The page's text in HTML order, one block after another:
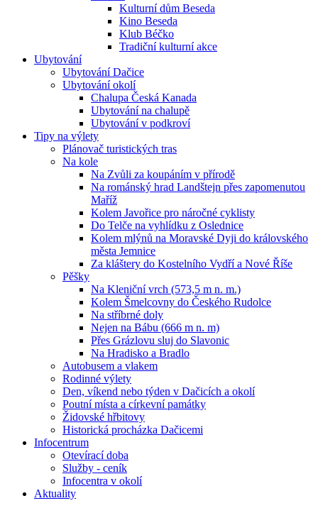
Kulturní dům Beseda
Kino Beseda
Klub Béčko
Tradiční kulturní akce
Ubytování
Ubytování Dačice
Ubytování okolí
Chalupa Česká Kanada
Ubytování na chalupě
Ubytování v podkroví
Tipy na výlety
Plánovač turistických tras
Na kole
Na Zvůli za koupáním v přírodě
Na románský hrad Landštejn přes zapomenutou
Maříž
Kolem Javořice pro náročné cyklisty
Do Telče na vyhlídku z Oslednice
Kolem mlýnů na Moravské Dyji do královského
města Jemnice
Za kláštery do Kostelního Vydří a Nové Říše
Pěšky
Na Kleniční vrch (573,5 m n. m.)
Kolem Šmelcovny do Českého Rudolce
Na stříbrné doly
Nejen na Bábu (666 m n. m)
Přes Grázlovu sluj do Slavonic
Na Hradisko a Bradlo
Autobusem a vlakem
Rodinné výlety
Den, víkend nebo týden v Dačicích a okolí
Poutní místa a církevní památky
Židovské hřbitovy
Historická procházka Dačicemi
Infocentrum
Otevírací doba
Služby - ceník
Infocentra v okolí
Aktuality